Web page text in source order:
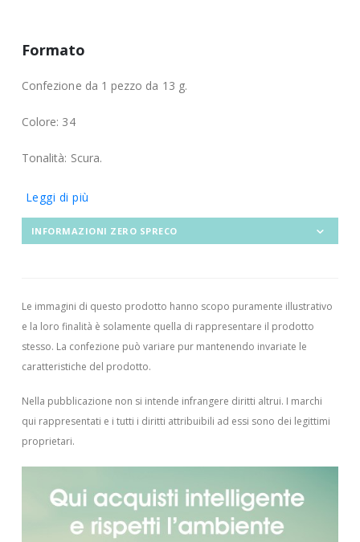
Formato
Confezione da 1 pezzo da 13 g.
Colore: 34
Tonalità: Scura.
Leggi di più
INFORMAZIONI ZERO SPRECO
Le immagini di questo prodotto hanno scopo puramente illustrativo
e la loro finalità è solamente quella di rappresentare il prodotto
stesso. La confezione può variare pur mantenendo invariate le
caratteristiche del prodotto.
Nella pubblicazione non si intende infrangere diritti altrui. I marchi
qui rappresentati e i tutti i diritti attribuibili ad essi sono dei legittimi
proprietari.